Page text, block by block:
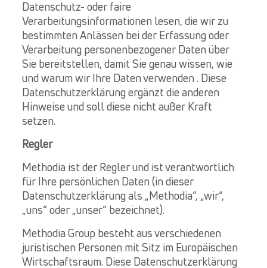
Datenschutz- oder faire
Verarbeitungsinformationen lesen, die wir zu
bestimmten Anlässen bei der Erfassung oder
Verarbeitung personenbezogener Daten über
Sie bereitstellen, damit Sie genau wissen, wie
und warum wir Ihre Daten verwenden . Diese
Datenschutzerklärung ergänzt die anderen
Hinweise und soll diese nicht außer Kraft
setzen.
Regler
Methodia ist der Regler und ist verantwortlich
für Ihre persönlichen Daten (in dieser
Datenschutzerklärung als „Methodia“, „wir“,
„uns“ oder „unser“ bezeichnet).
Methodia Group besteht aus verschiedenen
juristischen Personen mit Sitz im Europäischen
Wirtschaftsraum. Diese Datenschutzerklärung